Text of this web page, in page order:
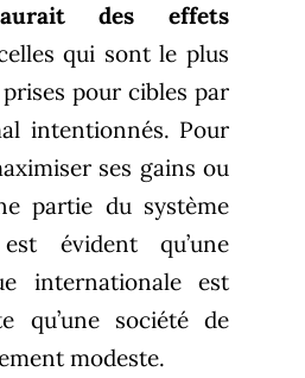
des effets
qui sont le plus
prises pour cibles par
intentionnés. Pour
ses gains ou
partie du système
évident qu’une
internationale est
qu’une société de
modeste.